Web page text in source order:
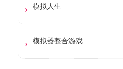
模拟人生
模拟器整合游戏